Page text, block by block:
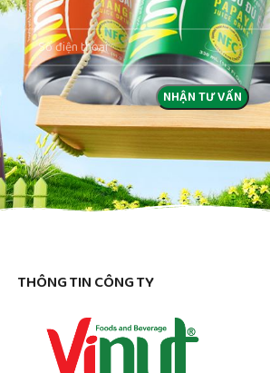
THÔNG TIN CÔNG TY